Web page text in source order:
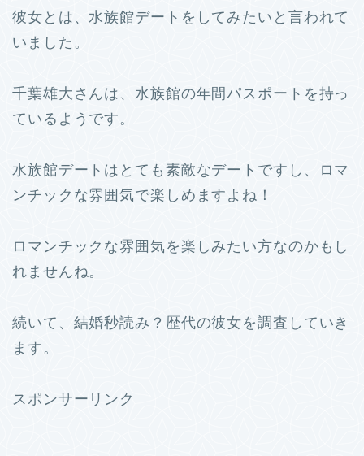
彼女とは、水族館デートをしてみたいと言われて
いました。
千葉雄大さんは、水族館の年間パスポートを持っ
ているようです。
水族館デートはとても素敵なデートですし、ロマ
ンチックな雰囲気で楽しめますよね！
ロマンチックな雰囲気を楽しみたい方なのかもし
れませんね。
続いて、結婚秒読み？歴代の彼女を調査していき
ます。
スポンサーリンク